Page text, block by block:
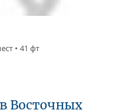
• 41 фт
Восточных